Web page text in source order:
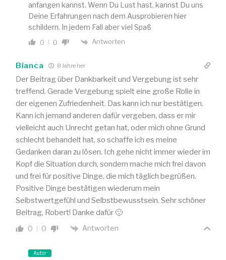
anfangen kannst. Wenn Du Lust hast, kannst Du uns
Deine Erfahrungen nach dem Ausprobieren hier
schildern. In jedem Fall aber viel Spaß
0 0 Antworten
Bianca 8 Jahre her
Der Beitrag über Dankbarkeit und Vergebung ist sehr
treffend. Gerade Vergebung spielt eine große Rolle in
der eigenen Zufriedenheit. Das kann ich nur bestätigen.
Kann ich jemand anderen dafür vergeben, dass er mir
vielleicht auch Unrecht getan hat, oder mich ohne Grund
schlecht behandelt hat, so schaffe ich es meine
Gedanken daran zu lösen. Ich gehe nicht immer wieder im
Kopf die Situation durch, sondern mache mich frei davon
und frei für positive Dinge, die mich täglich begrüßen.
Positive Dinge bestätigen wiederum mein
Selbstwertgefühl und Selbstbewusstsein. Sehr schöner
Beitrag, Robert! Danke dafür 🙂
0 0 Antworten
Autor